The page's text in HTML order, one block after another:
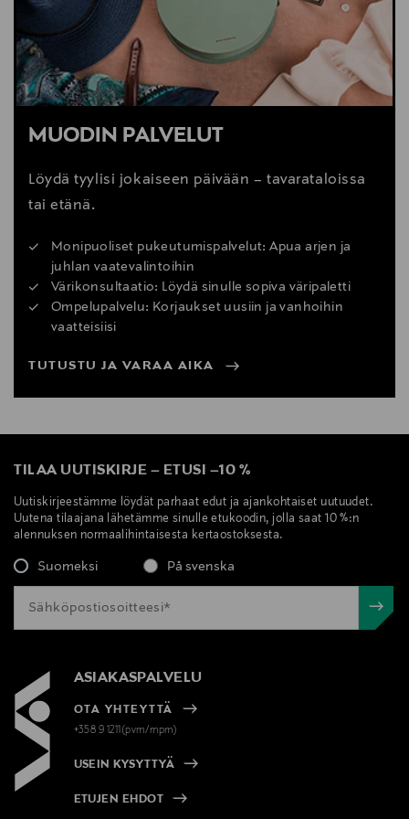
MUODIN PALVELUT
Löydä tyylisi jokaiseen päivään – tavarataloissa
tai etänä.
Monipuoliset pukeutumispalvelut: Apua arjen ja
juhlan vaatevalintoihin
Värikonsultaatio: Löydä sinulle sopiva väripaletti
Ompelupalvelu: Korjaukset uusiin ja vanhoihin
vaatteisiisi
TUTUSTU JA VARAA AIKA
TILAA UUTISKIRJE – ETUSI –10 %
Uutiskirjeestämme löydät parhaat edut ja ajankohtaiset uutuudet.
Uutena tilaajana lähetämme sinulle etukoodin, jolla saat 10 %:n
alennuksen normaalihintaisesta kertaostoksesta.
Suomeksi På svenska
ASIAKASPALVELU
OTA YHTEYTTÄ
+358 9 1211(pvm/mpm)
USEIN KYSYTTYÄ
ETUJEN EHDOT